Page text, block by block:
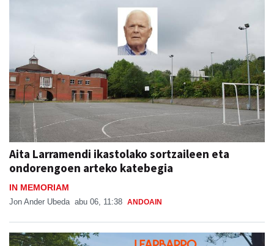
Aita Larramendi ikastolako sortzaileen eta
ondorengoen arteko katebegia
IN MEMORIAM
Jon Ander Ubeda abu 06, 11:38 ANDOAIN